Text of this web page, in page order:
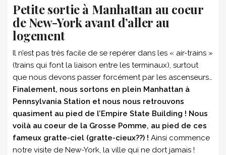
Petite sortie à Manhattan au coeur
de New-York avant d’aller au
logement
Il n’est pas très facile de se repérer dans les « air-trains »
(trains qui font la liaison entre les terminaux), surtout
que nous devons passer forcément par les ascenseurs…
Finalement, nous sortons en plein Manhattan à
Pennsylvania Station et nous nous retrouvons
quasiment au pied de l’Empire State Building ! Nous
voilà au coeur de la Grosse Pomme, au pied de ces
fameux gratte-ciel (gratte-cieux??) ! Ainsi commence
notre visite de New-York, la ville qui ne dort jamais !